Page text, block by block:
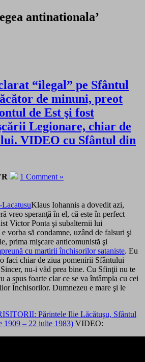
antinationala’
“ilegal” pe Sfântul
de minuni, preot
de Est şi fost
Legionare, chiar de
VIDEO cu Sfântul din
1 Comment »
Klaus Iohannis a dovedit azi,
vreo speranţă în el, că este în perfect
Victor Ponta şi subalternii lui
vorba să condamne, uzând de falsuri şi
prima mişcare anticomunistă şi
cu martirii închisorilor sataniste. Eu
faci chiar de ziua pomenirii Sfântului
nu-i văd prea bine. Cu Sfinţii nu te
a spus foarte clar ce se va întâmpla cu cei
Închisorilor. Dumnezeu e mare şi le
Părintele Ilie Lăcătuşu, Sfântul
1909 – 22 iulie 1983) VIDEO: